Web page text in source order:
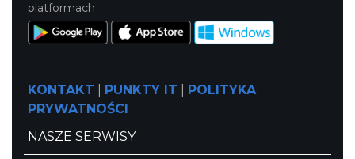
Cieszyn
platformach
KONTAKT PUNKTY IT
POLITYKA
PRYWATNOŚCI
NASZE SERWISY